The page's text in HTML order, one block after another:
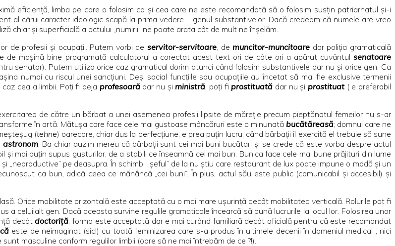
eficienţă, limba pe care o folosim ca şi cea care ne este recomandată să o folosim susţin patriarhatul şi-i
al cărui caracter ideologic scapă la prima vedere – genul substantivelor. Dacă credeam că numele are vreo
chiar şi superficială a actului „numirii” ne poate arata cât de mult ne înşelăm.
de profesii şi ocupaţii. Putem vorbi deservitor-servitoare, de muncitor-muncitoare dar poliţia gramaticală
de maşină bine programată calculatorul a corectat acest text ori de câte ori a apărut cuvântulsenatoare
senator). Putem utiliza orice caz gramatical dorim atunci când folosim substantivele dar nu şi orice gen. Ca
numai cu riscul unei sancţiuni. Deşi social funcţiile sau ocupaţiile au încetat să mai fie exclusive termenii
cea a limbii. Poţi fi deja profesoarădar nu şi ministră, poţi fi prostituată dar nu şi prostituat ( e preferabil
de către un bărbat a unei asemenea profesii lipsite de măreţie precum pieptănatul femeilor nu s-ar
în artă. Mătuşa care face cele mai gustoase mâncăruri este o minunată bucătăreasă; domnul care ne
(tehne) oarecare, chiar dus la perfecţiune, e prea puţin lucru; când bărbaţii îl exercită el trebuie să sune
astronom. Ba chiar auzim mereu că bărbaţii sunt cei mai buni bucătari şi se crede că este vorba despre actul
mai puţin supus gusturilor, de a stabili ce înseamnă cel mai bun. Bunica face cele mai bune prăjituri din lume
pe deasupra. În schimb, „şeful” de la nu ştiu care restaurant de lux poate impune o modă şi un
ca bun, adică ceea ce mănâncă „cei buni”. În plus, actul său este public (comunicabil şi accesibil) şi
Orice mobilitate orizontală este acceptată cu o mai mare uşurinţă decât mobilitatea verticală. Rolurile pot fi
celuilalt gen. Dacă aceasta survine regulile gramaticale încearcă să pună lucrurile la locul lor. Folosirea unor
decâtdoctoriţă; forma este acceptată dar e mai curând familiară decât oficială pentru că este recomandat
este de neimaginat (sic!) cu toată feminizarea care s-a produs în ultimele decenii în domeniul medical ; nici
masculine conform regulilor limbii (oare să ne mai întrebăm de ce ?!).